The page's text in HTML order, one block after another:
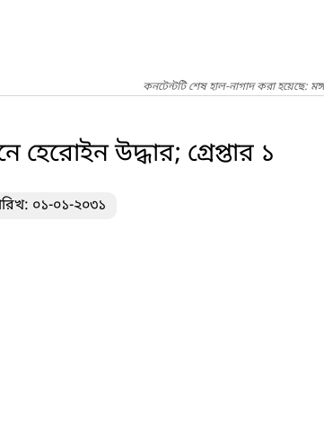
কনটেন্টটি শেষ হাল-নাগাদ করা হয়েছে:
উদ্ধার; গ্রেপ্তার ১
০১-০১-২০৩১